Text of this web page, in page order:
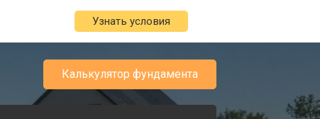
Узнать условия
Калькулятор фундамента